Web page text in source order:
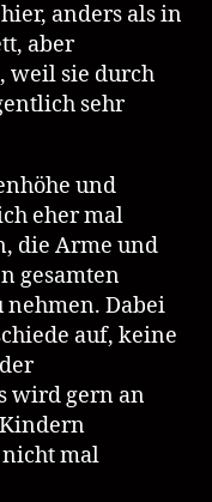
anders als in
aber
weil sie durch
sehr
und
eher mal
die Arme und
gesamten
nehmen. Dabei
auf, keine
wird gern an
nicht mal